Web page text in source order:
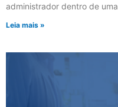
administrador dentro de uma
Leia mais »